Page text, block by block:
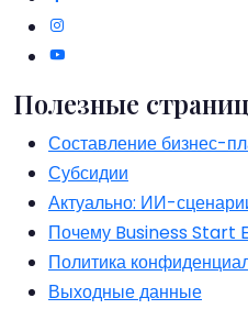
Полезные
Составление бизнес-
Субсидии
Актуально: ИИ-
Почему Business Start
Политика
Выходные данные